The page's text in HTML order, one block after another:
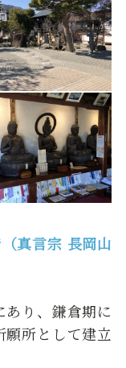
真言宗 長岡山
り、鎌倉期に
所として建立